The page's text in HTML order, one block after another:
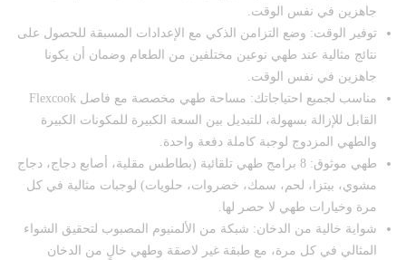
جاهزين في نفس الوقت.
توفير الوقت: وضع التزامن الذكي مع الإعدادات المسبقة للحصول على
نتائج مثالية عند طهي نوعين مختلفين من الطعام وضمان أن يكونا
جاهزين في نفس الوقت.
مناسب لجميع احتياجاتك: مساحة طهي مخصصة مع فاصل Flexcook
القابل للإزالة بسهولة، للتبديل بين السعة الكبيرة للمكونات الكبيرة
والطهي المزدوج لوجبة كاملة دفعة واحدة.
طهي موثوق: 8 برامج طهي تلقائية (بطاطس مقلية، أصابع دجاج، دجاج
مشوي، بيتزا، لحم، سمك، خضروات، حلويات) لوجبات مثالية في كل
مرة وخيارات طهي لا حصر لها.
شواية خالية من الدخان: شبكة من الألمنيوم المصبوب لتحقيق الشواء
المثالي في كل مرة، مع طبقة غير لاصقة وطهي خالٍ من الدخان